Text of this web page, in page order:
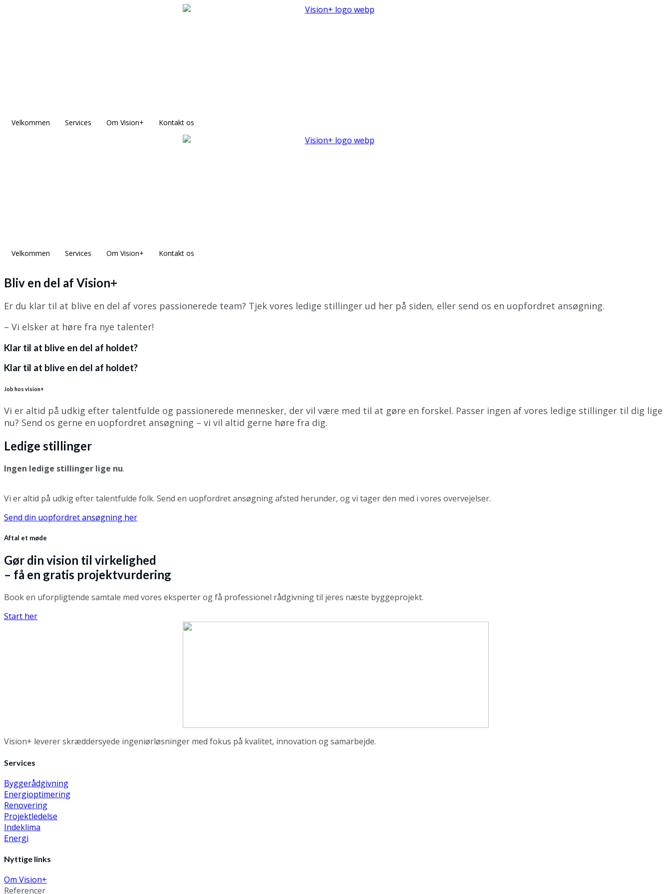
Velkommen Services Om Vision+ Kontakt os
Velkommen Services Om Vision+ Kontakt os
Bliv en del af Vision+
Er du klar til at blive en del af vores passionerede team? Tjek vores ledige stillinger ud her på siden, eller send os en uopfordret ansøgning.
– Vi elsker at høre fra nye talenter!
Klar til at blive en del af holdet?
Klar til at blive en del af holdet?
Job hos vision+
Vi er altid på udkig efter talentfulde og passionerede mennesker, der vil være med til at gøre en forskel. Passer ingen af vores ledige stillinger til dig lige
nu? Send os gerne en uopfordret ansøgning – vi vil altid gerne høre fra dig.
Ledige stillinger
Ingen ledige stillinger lige nu.
Vi er altid på udkig efter talentfulde folk. Send en uopfordret ansøgning afsted herunder, og vi tager den med i vores overvejelser.
Send din uopfordret ansøgning her
Aftal et møde
Gør din vision til virkelighed
– få en gratis projektvurdering
Book en uforpligtende samtale med vores eksperter og få professionel rådgivning til jeres næste byggeprojekt.
Start her
Vision+ leverer skræddersyede ingeniørløsninger med fokus på kvalitet, innovation og samarbejde.
Services
Byggerådgivning
Energioptimering
Renovering
Projektledelse
Indeklima
Energi
Nyttige links
Om Vision+
Referencer